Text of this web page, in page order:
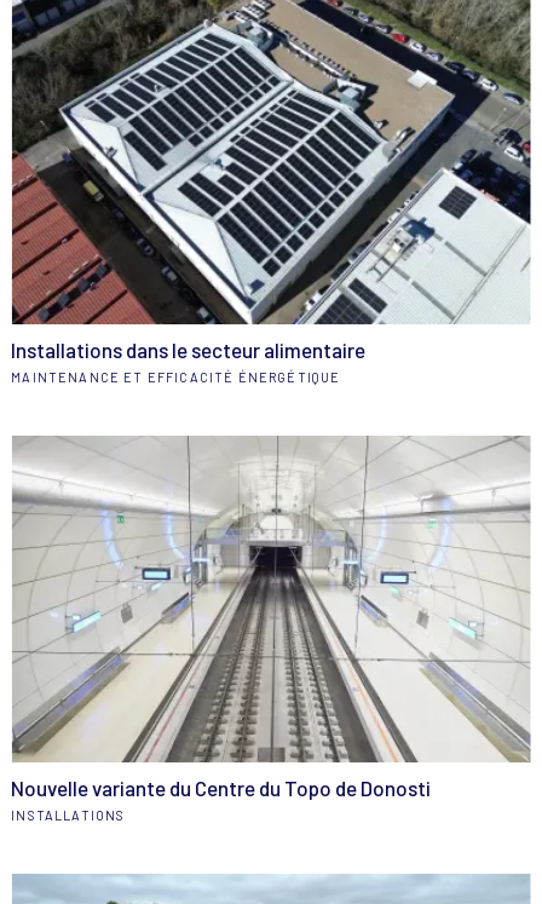
Installations dans le secteur alimentaire
MAINTENANCE ET EFFICACITÉ ÉNERGÉTIQUE
Nouvelle variante du Centre du Topo de Donosti
INSTALLATIONS